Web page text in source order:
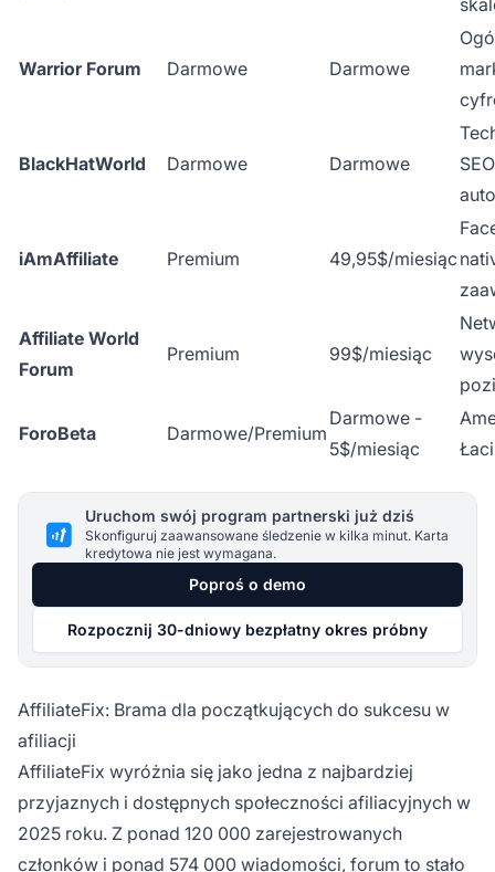
Warrior Forum Darmowe Darmowe
BlackHatWorld Darmowe Darmowe
iAmAffiliate Premium 49,95$/miesiąc
Affiliate World
Forum
Premium 99$/miesiąc
ForoBeta Darmowe/Premium
Darmowe -
5$/miesiąc
Uruchom swój program partnerski już dziś
Skonfiguruj zaawansowane śledzenie w kilka minut. Karta
kredytowa nie jest wymagana.
Poproś o demo
Rozpocznij 30-dniowy bezpłatny okres próbny
AffiliateFix: Brama dla początkujących do sukcesu w
afiliacji
AffiliateFix wyróżnia się jako jedna z najbardziej
przyjaznych i dostępnych społeczności afiliacyjnych w
2025 roku. Z ponad 120 000 zarejestrowanych
członków i ponad 574 000 wiadomości, forum to stało